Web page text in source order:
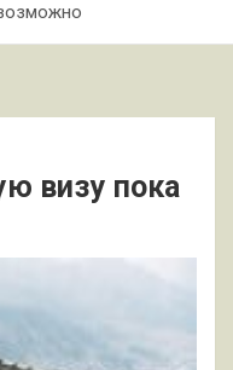
визу пока